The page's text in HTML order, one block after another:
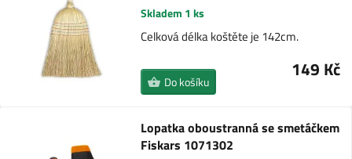
Skladem 1 ks
Celková délka koštěte je 142cm.
149 Kč
Do košíku
Lopatka oboustranná se smetáčkem
Fiskars 1071302